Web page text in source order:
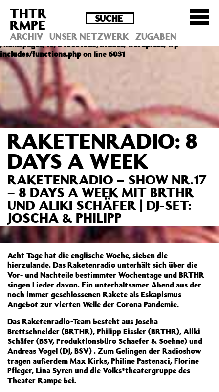
Deprecated : Die Funktion post_permalink ist seit
Version 4.4.0 veraltet! Verwende stattdessen
get_permalink(). in
/homepages/10/d43051023/htdocs/wordpress/wp-
includes/functions.phpon line 6031
THTR
RMPE
ARCHIV UNSER NETZWERK ZUGABEN
RAKETENRADIO: 8
DAYS A WEEK
RAKETENRADIO – SHOW NR.17
– 8 DAYS A WEEK MIT BRTHR
UND ALIKI SCHÄFER | DJ-SET:
JOSCHA & PHILIPP
Acht Tage hat die englische Woche, sieben die
hierzulande. Das Raketenradio unterhält sich über die
Vor- und Nachteile bestimmter Wochentage und BRTHR
singen Lieder davon. Ein unterhaltsamer Abend aus der
noch immer geschlossenen Rakete als Eskapismus
Angebot zur vierten Welle der Corona Pandemie.
Das Raketenradio-Team besteht aus Joscha
Brettschneider (BRTHR), Philipp Eissler (BRTHR), Aliki
Schäfer (BSV, Produktionsbüro Schaefer & Soehne) und
Andreas Vogel (DJ, BSV) . Zum Gelingen der Radioshow
tragen außerdem Max Kirks, Philine Pastenaci, Florine
Pfleger, Lina Syren und die Volks*theatergruppe des
Theater Rampe bei.